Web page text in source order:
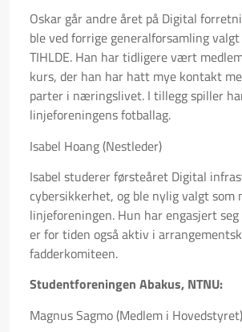
Oskar går andre året på Digital
ble ved forrige generalforsamling
TIHLDE. Han har tidligere vært
kurs, der han har hatt mye kontakt
parter i næringslivet. I tillegg spiller
linjeforeningens fotballag.
Isabel Hoang (Nestleder)
Isabel studerer førsteåret Digital
cybersikkerhet, og ble nylig valgt som
linjeforeningen. Hun har engasjert
er for tiden også aktiv i
fadderkomiteen.
Studentforeningen Abakus, NTNU:
Magnus Sagmo (Medlem i Hovedstyret)